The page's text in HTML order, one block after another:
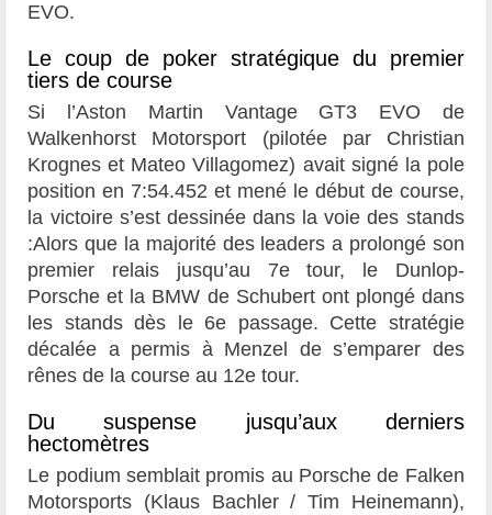
EVO.
Le coup de poker stratégique du premier
tiers de course
Si l’Aston Martin Vantage GT3 EVO de
Walkenhorst Motorsport (pilotée par Christian
Krognes et Mateo Villagomez) avait signé la pole
position en 7:54.452 et mené le début de course,
la victoire s’est dessinée dans la voie des stands
:Alors que la majorité des leaders a prolongé son
premier relais jusqu’au 7e tour, le Dunlop-
Porsche et la BMW de Schubert ont plongé dans
les stands dès le 6e passage. Cette stratégie
décalée a permis à Menzel de s’emparer des
rênes de la course au 12e tour.
Du suspense jusqu’aux derniers
hectomètres
Le podium semblait promis au Porsche de Falken
Motorsports (Klaus Bachler / Tim Heinemann),